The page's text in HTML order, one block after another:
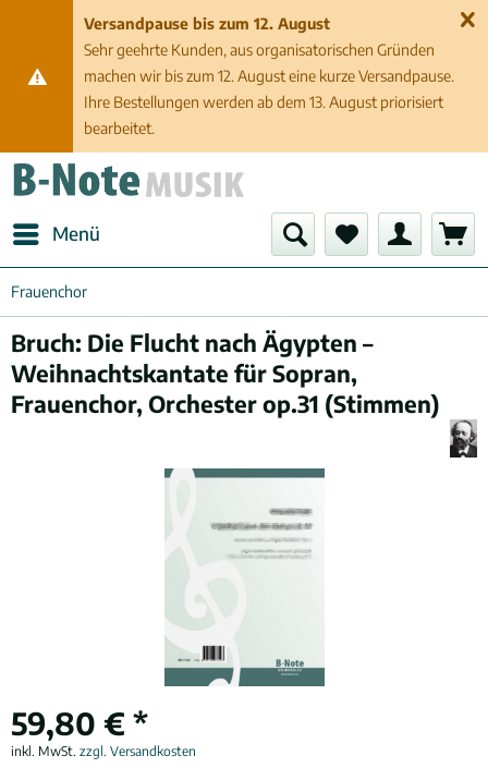
Versandpause bis zum 12. August
Sehr geehrte Kunden, aus organisatorischen Gründen
machen wir bis zum 12. August eine kurze Versandpause.
Ihre Bestellungen werden ab dem 13. August priorisiert
bearbeitet.
Menü
Frauenchor
Bruch: Die Flucht nach Ägypten –
Weihnachtskantate für Sopran,
Frauenchor, Orchester op.31 (Stimmen)
59,80 € *
inkl. MwSt. zzgl. Versandkosten